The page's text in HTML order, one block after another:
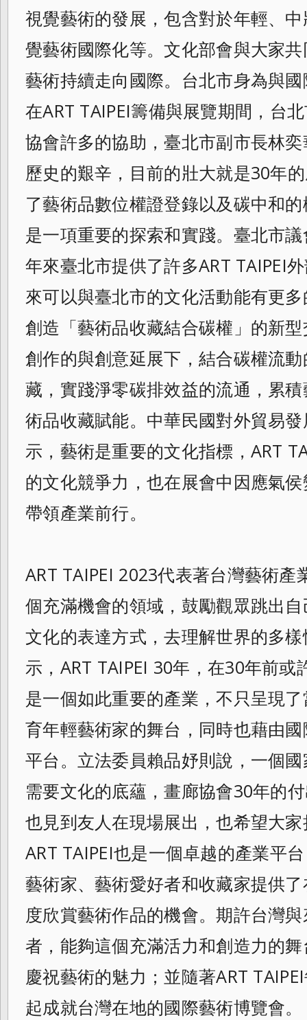
視覺藝術的發展，包含對於年輕、
覺藝術國際化等。文化部會與大家
藝術持續走向國際。台北市身為與
在ART TAIPEI籌備與展覽期間，台
協會許多的協助，臺北市副市長林
歷史的艱辛，目前的壯大就是30年
了藝術品數位權證登錄以及碳中和
是一項重要的探索和實踐。臺北市
年來臺北市提供了許多ART TAIPEI
來可以與臺北市的文化活動能有更
創造「藝術品收藏結合碳權」的新
創作的與創意延展下，結合碳權流
藏，實踐淨零碳排效益的流通，累
術品收藏賦能。中華民國對外貿易
示，藝術是重要的文化指標，ART
的文化競爭力，也在展會中因應氣
帶領產業前行。
ART TAIPEI 2023代表著台灣藝術
個充滿機會的領域，鼓勵觀眾跳出
文化的表達方式，去理解世界的多
示，ART TAIPEI 30年，在30年前
是一個如此重要的產業，不只呈現
育年輕藝術家的舞台，同時也藉由
平台。立法委員賴品妤則說，一個
需要文化的底蘊，畫廊協會30年的
也見到友人在現場展出，也希望大家
ART TAIPEI也是一個卓越的產業平
藝術家、藝術愛好者和收藏家提供
度欣賞藝術作品的機會。期許台灣
者，能夠這個充滿活力和創造力的
慶祝藝術的魅力； 並隨著ART
起成就台灣在地的國際藝術博覽會。